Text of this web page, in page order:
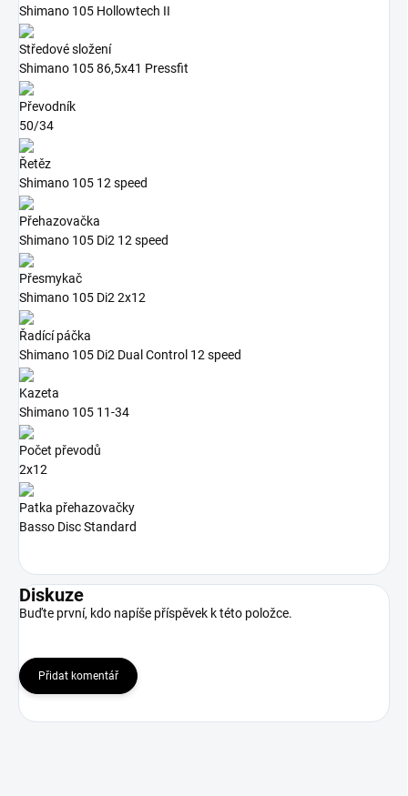
Shimano 105 Hollowtech II
Středové složení
Shimano 105 86,5x41 Pressfit
Převodník
50/34
Řetěz
Shimano 105 12 speed
Přehazovačka
Shimano 105 Di2 12 speed
Přesmykač
Shimano 105 Di2 2x12
Řadící páčka
Shimano 105 Di2 Dual Control 12 speed
Kazeta
Shimano 105 11-34
Počet převodů
2x12
Patka přehazovačky
Basso Disc Standard
Diskuze
Buďte první, kdo napíše příspěvek k této položce.
Přidat komentář